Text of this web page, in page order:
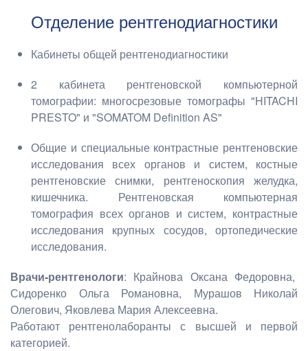
Отделение рентгенодиагностики
Кабинеты общей рентгенодиагностики
2 кабинета рентгеновской компьютерной
томографии: многосрезовые томографы "HITACHI
PRESTO" и "SOMATOM Definition AS"
Общие и специальные контрастные рентгеновские
исследования всех органов и систем, костные
рентгеновские снимки, рентгеноскопия желудка,
кишечника. Рентгеновская компьютерная
томография всех органов и систем, контрастные
исследования крупных сосудов, ортопедические
исследования.
Врачи-рентгенологи: Крайнова Оксана Федоровна,
Сидоренко Ольга Романовна, Мурашов Николай
Олегович, Яковлева Мария Алексеевна.
Работают рентгенолаборанты с высшей и первой
категорией.